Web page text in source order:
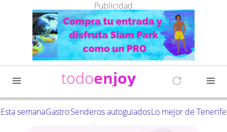
Publicidad
todoenjoy
Esta semanaGastroSenderos autoguiadosLo mejor de Tenerife